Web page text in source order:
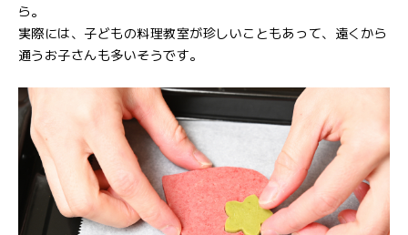
ら。
実際には、子どもの料理教室が珍しいこともあって、遠くから
通うお子さんも多いそうです。